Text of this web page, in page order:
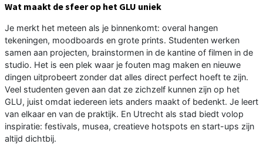
Wat maakt de sfeer op het GLU uniek
Je merkt het meteen als je binnenkomt: overal hangen
tekeningen, moodboards en grote prints. Studenten werken
samen aan projecten, brainstormen in de kantine of filmen in de
studio. Het is een plek waar je fouten mag maken en nieuwe
dingen uitprobeert zonder dat alles direct perfect hoeft te zijn.
Veel studenten geven aan dat ze zichzelf kunnen zijn op het
GLU, juist omdat iedereen iets anders maakt of bedenkt. Je leert
van elkaar en van de praktijk. En Utrecht als stad biedt volop
inspiratie: festivals, musea, creatieve hotspots en start-ups zijn
altijd dichtbij.